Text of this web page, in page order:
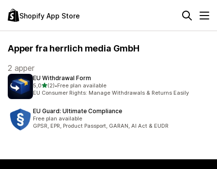
Shopify App Store
Apper fra herrlich media GmbH
2 apper
EU Withdrawal Form
5,0av 5 stjerner
(2)
Totalt 2 omtaler
•Free plan available
EU Consumer Rights: Manage Withdrawals & Returns Easily
EU Guard: Ultimate Compliance
Free plan available
GPSR, EPR, Product Passport, GARAN, AI Act & EUDR